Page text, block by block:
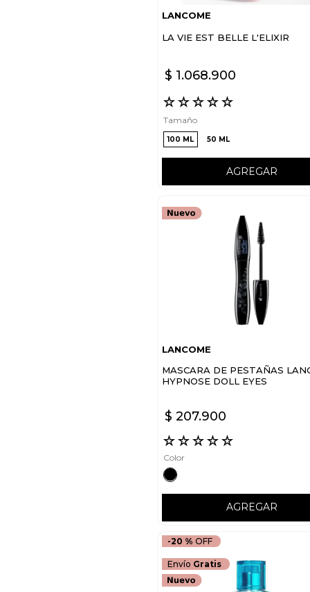
LANCOME
LA VIE EST BELLE L'ELIXIR
$ 1.068.900
☆☆☆☆☆
Tamaño
100 ML 50 ML
AGREGAR
LANCOME
MASCARA DE PESTAÑAS
HYPNOSE DOLL EYES
$ 207.900
☆☆☆☆☆
Color
AGREGAR
Envío Gratis
-20 %